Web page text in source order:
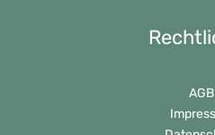
AGB